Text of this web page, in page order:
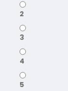
2
3
4
5